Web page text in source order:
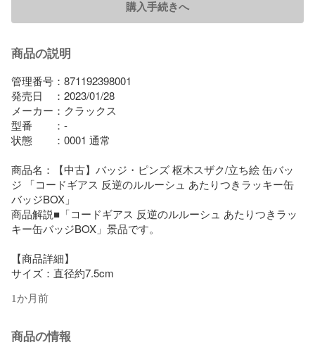
購入手続きへ
商品の説明
管理番号：871192398001
発売日　：2023/01/28
メーカー：クラックス
型番　　：-
状態　　：0001 通常
商品名：【中古】バッジ・ピンズ 枢木スザク/立ち絵 缶バッ
ジ 「コードギアス 反逆のルルーシュ あたりつきラッキー缶
バッジBOX」
商品解説■「コードギアス 反逆のルルーシュ あたりつきラッ
キー缶バッジBOX」景品です。
【商品詳細】
サイズ：直径約7.5cm
1か月前
商品の情報